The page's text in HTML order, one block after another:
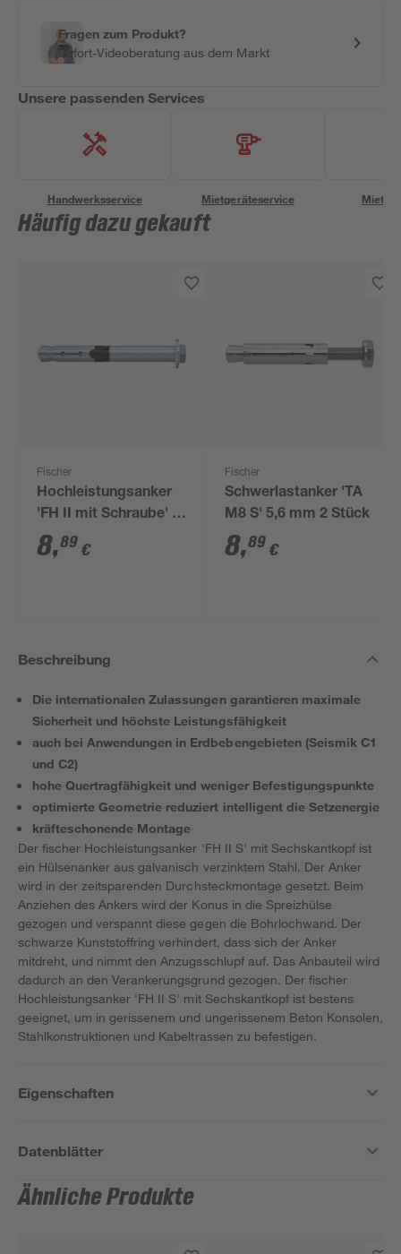
Fragen zum Produkt?
Sofort-Videoberatung aus dem Markt
Unsere passenden Services
Handwerksservice Mietgeräteservice
Häufig dazu gekauft
Fischer
Hochleistungsanker
'FH II mit Schraube' 9
mm 2 Stück
8,89 €
Fischer
Schwerlastanker 'TA
M8 S' 5,6 mm 2 Stück
8,89 €
Beschreibung
Die internationalen Zulassungen garantieren maximale
Sicherheit und höchste Leistungsfähigkeit
auch bei Anwendungen in Erdbebengebieten (Seismik C1
und C2)
hohe Quertragfähigkeit und weniger Befestigungspunkte
optimierte Geometrie reduziert intelligent die Setzenergie
kräfteschonende Montage
Der fischer Hochleistungsanker 'FH II S' mit Sechskantkopf ist
ein Hülsenanker aus galvanisch verzinktem Stahl. Der Anker
wird in der zeitsparenden Durchsteckmontage gesetzt. Beim
Anziehen des Ankers wird der Konus in die Spreizhülse
gezogen und verspannt diese gegen die Bohrlochwand. Der
schwarze Kunststoffring verhindert, dass sich der Anker
mitdreht, und nimmt den Anzugsschlupf auf. Das Anbauteil wird
dadurch an den Verankerungsgrund gezogen. Der fischer
Hochleistungsanker 'FH II S' mit Sechskantkopf ist bestens
geeignet, um in gerissenem und ungerissenem Beton Konsolen,
Stahlkonstruktionen und Kabeltrassen zu befestigen.
Eigenschaften
Datenblätter
Ähnliche Produkte